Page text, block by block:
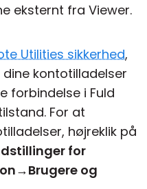
eksternt fra Viewer.
Utilities sikkerhed,
kontotilladelser
forbindelse i Fuld
For at
højreklik på
for
→Brugere og